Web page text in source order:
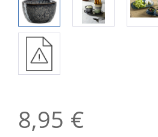
8,95 €